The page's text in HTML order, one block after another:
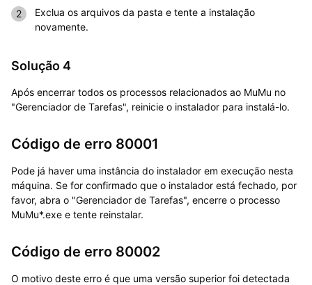
Exclua os arquivos da pasta e tente a instalação
novamente.
Solução 4
Após encerrar todos os processos relacionados ao MuMu no
"Gerenciador de Tarefas", reinicie o instalador para instalá-lo.
Código de erro 80001
Pode já haver uma instância do instalador em execução nesta
máquina. Se for confirmado que o instalador está fechado, por
favor, abra o "Gerenciador de Tarefas", encerre o processo
MuMu*.exe e tente reinstalar.
Código de erro 80002
O motivo deste erro é que uma versão superior foi detectada